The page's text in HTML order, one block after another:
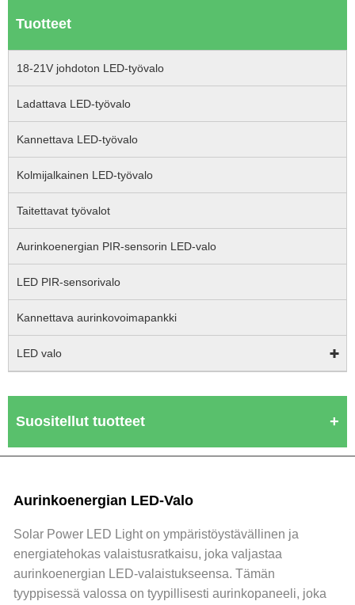
Tuotteet
18-21V johdoton LED-työvalo
Ladattava LED-työvalo
Kannettava LED-työvalo
Kolmijalkainen LED-työvalo
Taitettavat työvalot
Aurinkoenergian PIR-sensorin LED-valo
LED PIR-sensorivalo
Kannettava aurinkovoimapankki
LED valo
Suositellut tuotteet
Aurinkoenergian LED-Valo
Solar Power LED Light on ympäristöystävällinen ja
energiatehokas valaistusratkaisu, joka valjastaa
aurinkoenergian LED-valaistukseensa. Tämän
tyyppisessä valossa on tyypillisesti aurinkopaneeli, joka